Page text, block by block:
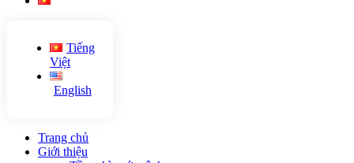
Tiếng
Việt
English
Trang chủ
Giới thiệu